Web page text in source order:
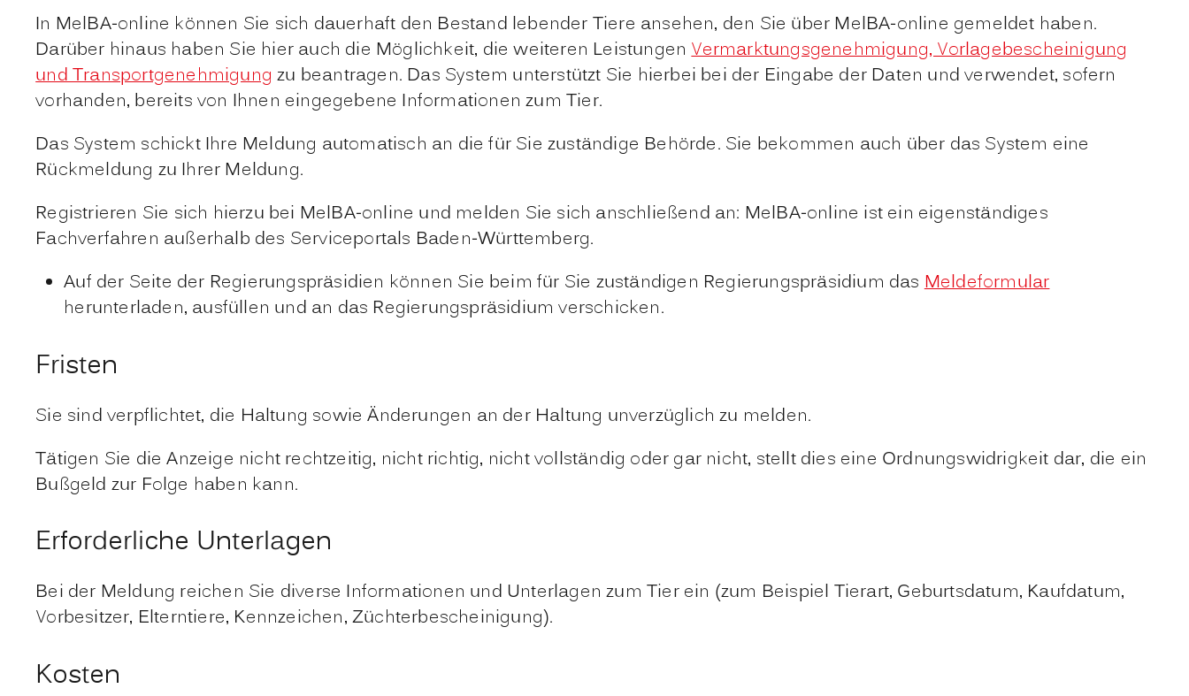
In MelBA-online können Sie sich dauerhaft den Bestand lebender Tiere ansehen, den Sie über MelBA-online gemeldet haben.
Darüber hinaus haben Sie hier auch die Möglichkeit, die weiteren LeistungenVermarktungsgenehmigung, Vorlagebescheinigung
und Transportgenehmigung zu beantragen. Das System unterstützt Sie hierbei bei der Eingabe der Daten und verwendet, sofern
vorhanden, bereits von Ihnen eingegebene Informationen zum Tier.
Das System schickt Ihre Meldung automatisch an die für Sie zuständige Behörde. Sie bekommen auch über das System eine
Rückmeldung zu Ihrer Meldung.
Registrieren Sie sich hierzu bei MelBA-online und melden Sie sich anschließend an: MelBA-online ist ein eigenständiges
Fachverfahren außerhalb des Serviceportals Baden-Württemberg.
Auf der Seite der Regierungspräsidien können Sie beim für Sie zuständigen Regierungspräsidium dasMeldeformular
herunterladen, ausfüllen und an das Regierungspräsidium verschicken.
Fristen
Sie sind verpflichtet, die Haltung sowie Änderungen an der Haltung unverzüglich zu melden.
Tätigen Sie die Anzeige nicht rechtzeitig, nicht richtig, nicht vollständig oder gar nicht, stellt dies eine Ordnungswidrigkeit dar, die ein
Bußgeld zur Folge haben kann.
Erforderliche Unterlagen
Bei der Meldung reichen Sie diverse Informationen und Unterlagen zum Tier ein (zum Beispiel Tierart, Geburtsdatum, Kaufdatum,
Vorbesitzer, Elterntiere, Kennzeichen, Züchterbescheinigung).
Kosten